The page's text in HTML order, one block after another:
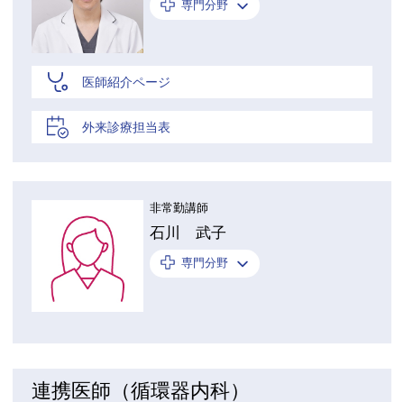
専門分野
医師紹介ページ
外来診療担当表
非常勤講師
石川 武子
専門分野
連携医師（循環器内科）